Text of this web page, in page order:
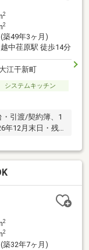
2
2
築49年3ヶ月)
中荏原駅 徒歩14分
江干新町
システムキッチン
引渡/契約簿、1
年12月末日・残
2
2
築32年7ヶ月)